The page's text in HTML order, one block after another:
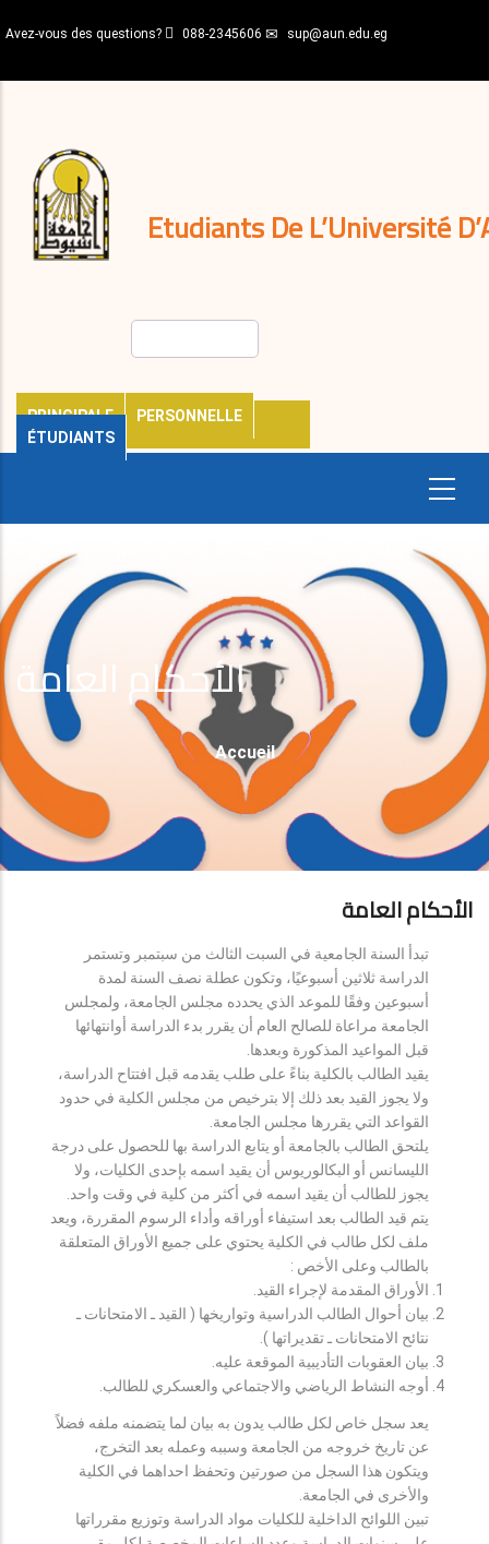
au
principal
Avez-vous des questions? 088-2345606 sup@aun.edu.eg
Etudiants De L’Université
PRINCIPALE
PERSONNELLE
ÉTUDIANTS
décisions
Expatriés
Journal
الأحكام العامة
Fil
D'Ariane
Accueil
الأحكام العامة
تبدأ السنة الجامعية في السبت الثالث من سبتمبر وتستمر
الدراسة ثلاثين أسبوعيًا، وتكون عطلة نصف السنة لمدة
أسبوعين وفقًا للموعد الذي يحدده مجلس الجامعة، ولمجلس
الجامعة مراعاة للصالح العام أن يقرر بدء الدراسة أوانتهائها
قبل المواعيد المذكورة وبعدها.
يقيد الطالب بالكلية بناءً على طلب يقدمه قبل افتتاح الدراسة،
ولا يجوز القيد بعد ذلك إلا بترخيص من مجلس الكلية في حدود
القواعد التي يقررها مجلس الجامعة.
يلتحق الطالب بالجامعة أو يتابع الدراسة بها للحصول على درجة
الليسانس أو البكالوريوس أن يقيد اسمه بإحدى الكليات، ولا
يجوز للطالب أن يقيد اسمه في أكثر من كلية في وقت واحد.
يتم قيد الطالب بعد استيفاء أوراقه وأداء الرسوم المقررة، ويعد
ملف لكل طالب في الكلية يحتوي على جميع الأوراق المتعلقة
بالطالب وعلى الأخص :
الأوراق المقدمة لإجراء القيد.
بيان أحوال الطالب الدراسية وتواريخها ( القيد ـ الامتحانات ـ
نتائح الامتحانات ـ تقديراتها ).
بيان العقوبات التأديبية الموقعة عليه.
أوجه النشاط الرياضي والاجتماعي والعسكري للطالب.
يعد سجل خاص لكل طالب يدون به بيان لما يتضمنه ملفه فضلاً
عن تاريخ خروجه من الجامعة وسببه وعمله بعد التخرج،
ويتكون هذا السجل من صورتين وتحفظ احداهما في الكلية
والأخرى في الجامعة.
تبين اللوائح الداخلية للكليات مواد الدراسة وتوزيع مقرراتها